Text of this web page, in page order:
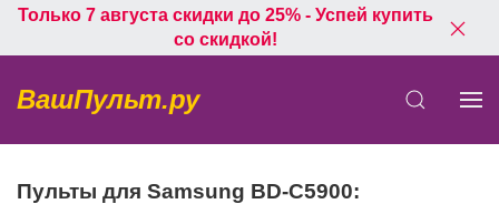
Только 7 августа скидки до 25% - Успей купить
со скидкой!
ВашПульт.ру
Пульты для Samsung BD-C5900: